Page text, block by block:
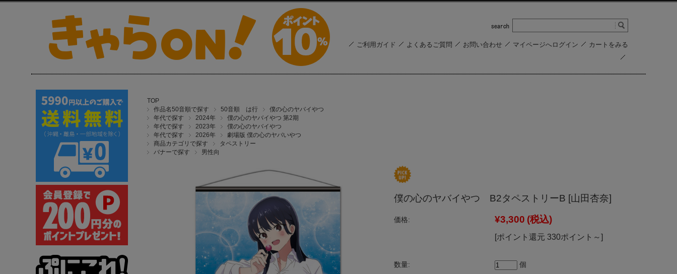
ご利用ガイド よくあるご質問 お問い合わせ マイページへログイン カートをみる
TOP
作品名50音順で探す
50音順 は行
僕の心のヤバイやつ
年代で探す
2024年
僕の心のヤバイやつ 第2期
年代で探す
2023年
僕の心のヤバイやつ
年代で探す
2026年
劇場版 僕の心のヤバいやつ
商品カテゴリで探す
タペストリー
バナーで探す
男性向
僕の心のヤバイやつ B2タペストリーB [山田杏奈]
価格: ¥3,300 (税込)
[ポイント還元 330ポイント～]
数量: 個